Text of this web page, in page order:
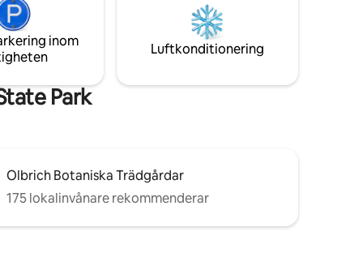
måltid
stora
kan laga mat på den inomhus vedspisens
topp, eller besöka ett antal bra
restauranger 2 miles bort. Du kan även
beställa pizzaleverans
inom
Luftkonditionering
Park
Olbrich Botaniska Trädgårdar
175 lokalinvånare rekommenderar